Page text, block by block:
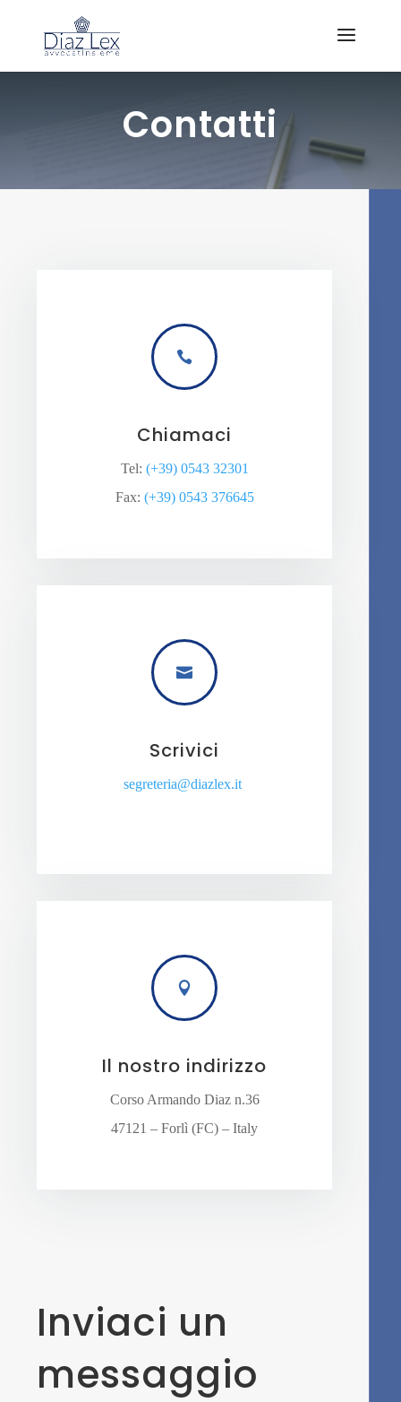
Contatti

Chiamaci
Tel: (+39) 0543 32301
Fax: (+39) 0543 376645

Scrivici
segreteria@diazlex.it

Il nostro indirizzo
Corso Armando Diaz n.36
47121 – Forlì (FC) – Italy
Inviaci un
messaggio